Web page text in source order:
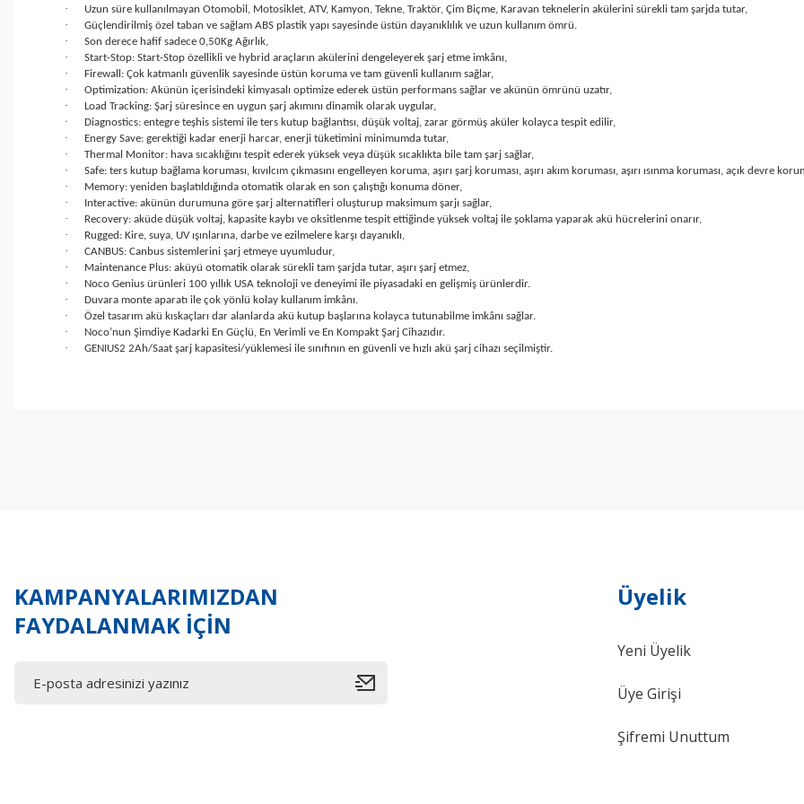
· Uzun süre kullanılmayan Otomobil, Motosiklet, ATV, Kamyon, Tekne, Traktör, Çim Biçme, Karavan teknelerin akülerini sürekli tam şarjda tutar,
· Güçlendirilmiş özel taban ve sağlam ABS plastik yapı sayesinde üstün dayanıklılık ve uzun kullanım ömrü.
· Son derece hafif sadece 0,50Kg Ağırlık,
· Start-Stop: Start-Stop özellikli ve hybrid araçların akülerini dengeleyerek şarj etme imkânı,
· Firewall: Çok katmanlı güvenlik sayesinde üstün koruma ve tam güvenli kullanım sağlar,
· Optimization: Akünün içerisindeki kimyasalı optimize ederek üstün performans sağlar ve akünün ömrünü uzatır,
· Load Tracking: Şarj süresince en uygun şarj akımını dinamik olarak uygular,
· Diagnostics: entegre teşhis sistemi ile ters kutup bağlantısı, düşük voltaj, zarar görmüş aküler kolayca tespit edilir,
· Energy Save: gerektiği kadar enerji harcar, enerji tüketimini minimumda tutar,
· Thermal Monitor: hava sıcaklığını tespit ederek yüksek veya düşük sıcaklıkta bile tam şarj sağlar,
· Safe: ters kutup bağlama koruması, kıvılcım çıkmasını engelleyen koruma, aşırı şarj koruması, aşırı akım koruması, aşırı ısınma koruması, açık devre
· Memory: yeniden başlatıldığında otomatik olarak en son çalıştığı konuma döner,
· Interactive: akünün durumuna göre şarj alternatifleri oluşturup maksimum şarjı sağlar,
· Recovery: aküde düşük voltaj, kapasite kaybı ve oksitlenme tespit ettiğinde yüksek voltaj ile şoklama yaparak akü hücrelerini onarır,
· Rugged: Kire, suya, UV ışınlarına, darbe ve ezilmelere karşı dayanıklı,
· CANBUS: Canbus sistemlerini şarj etmeye uyumludur,
· Maintenance Plus: aküyü otomatik olarak sürekli tam şarjda tutar, aşırı şarj etmez,
· Noco Genius ürünleri 100 yıllık USA teknoloji ve deneyimi ile piyasadaki en gelişmiş ürünlerdir.
· Duvara monte aparatı ile çok yönlü kolay kullanım imkânı.
· Özel tasarım akü kıskaçları dar alanlarda akü kutup başlarına kolayca tutunabilme imkânı sağlar.
· Noco’nun Şimdiye Kadarki En Güçlü, En Verimli ve En Kompakt Şarj Cihazıdır.
· GENIUS2 2Ah/Saat şarj kapasitesi/yüklemesi ile sınıfının en güvenli ve hızlı akü şarj cihazı seçilmiştir.
KAMPANYALARIMIZDAN
FAYDALANMAK İÇİN
Üyelik
Yeni Üyelik
Üye Girişi
Şifremi Unuttum